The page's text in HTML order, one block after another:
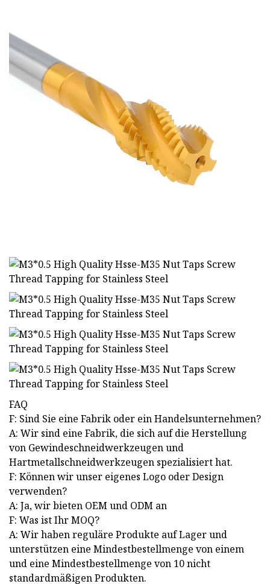
FAQ
F: Sind Sie eine Fabrik oder ein Handelsunternehmen?
A: Wir sind eine Fabrik, die sich auf die Herstellung
von Gewindeschneidwerkzeugen und
Hartmetallschneidwerkzeugen spezialisiert hat.
F: Können wir unser eigenes Logo oder Design
verwenden?
A: Ja, wir bieten OEM und ODM an
F: Was ist Ihr MOQ?
A: Wir haben reguläre Produkte auf Lager und
unterstützen eine Mindestbestellmenge von einem
und eine Mindestbestellmenge von 10 nicht
standardmäßigen Produkten.